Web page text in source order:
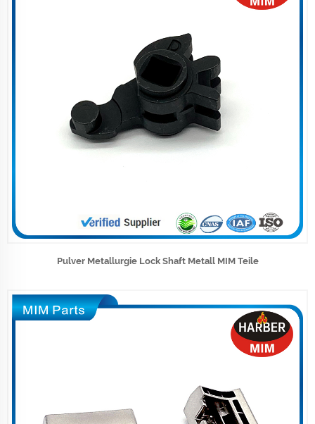
Pulver Metallurgie Lock Shaft Metall MIM Teile